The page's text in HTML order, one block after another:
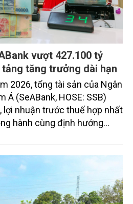
vượt 427.100 tỷ
tăng trưởng dài hạn
2026, tổng tài sản của Ngân
Á (SeABank, HOSE: SSB)
lợi nhuận trước thuế hợp nhất
hành cùng định hướng
hoạt động hiệu quả, mở
vốn và đảm bảo các